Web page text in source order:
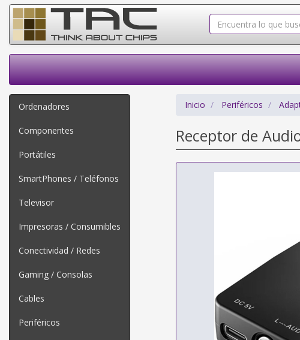
Ordenadores
Componentes
Portátiles
SmartPhones / Teléfonos
Televisor
Impresoras / Consumibles
Conectividad / Redes
Gaming / Consolas
Cables
Periféricos
Inicio Periféricos
Receptor de